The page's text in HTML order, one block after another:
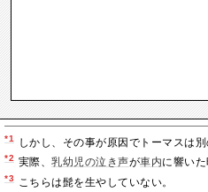
*1 しかし、その事が原因でトーマスは
*2 実際、乳幼児の泣き声が車内に響い
*3 こちらは髭を生やしていない。